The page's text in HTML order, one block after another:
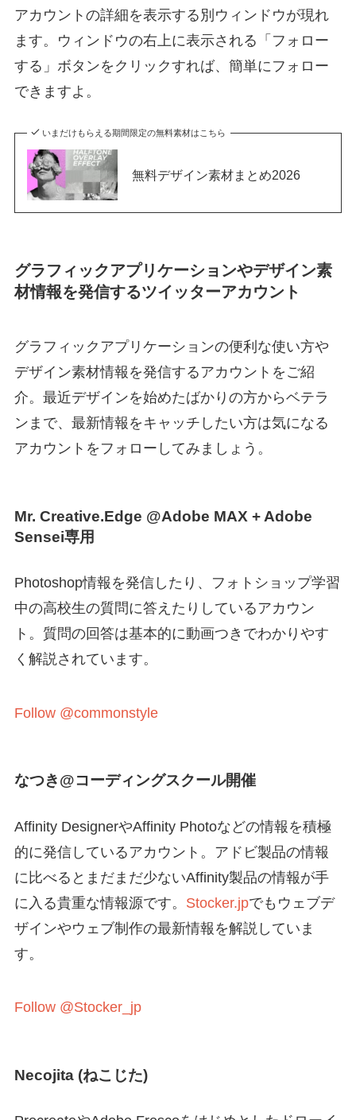
アカウントの詳細を表示する別ウィンドウが現れ
ます。ウィンドウの右上に表示される「フォロー
する」ボタンをクリックすれば、簡単にフォロー
できますよ。
いまだけもらえる期間限定の無料素材はこちら
無料デザイン素材まとめ2026
グラフィックアプリケーションやデザイン素
材情報を発信するツイッターアカウント
グラフィックアプリケーションの便利な使い方や
デザイン素材情報を発信するアカウントをご紹
介。最近デザインを始めたばかりの方からベテラ
ンまで、最新情報をキャッチしたい方は気になる
アカウントをフォローしてみましょう。
Mr. Creative.Edge @Adobe MAX + Adobe
Sensei専用
Photoshop情報を発信したり、フォトショップ学習
中の高校生の質問に答えたりしているアカウン
ト。質問の回答は基本的に動画つきでわかりやす
く解説されています。
Follow @commonstyle
なつき@コーディングスクール開催
Affinity DesignerやAffinity Photoなどの情報を積極
的に発信しているアカウント。アドビ製品の情報
に比べるとまだまだ少ないAffinity製品の情報が手
に入る貴重な情報源です。 Stocker.jpでもウェブデ
ザインやウェブ制作の最新情報を解説していま
す。
Follow @Stocker_jp
Necojita (ねこじた)